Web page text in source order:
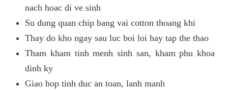
nach hoac di ve sinh
Su dung quan chip bang vai cotton thoang khi
Thay do kho ngay sau luc boi loi hay tap the thao
Tham kham tinh menh sinh san, kham phu khoa
dinh ky
Giao hop tinh duc an toan, lanh manh